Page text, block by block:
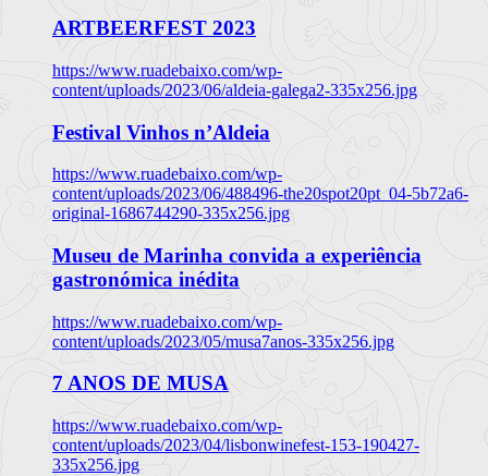
ARTBEERFEST 2023
https://www.ruadebaixo.com/wp-
content/uploads/2023/06/aldeia-galega2-335x256.jpg
Festival Vinhos n’Aldeia
https://www.ruadebaixo.com/wp-
content/uploads/2023/06/488496-the20spot20pt_04-5b72a6-
original-1686744290-335x256.jpg
Museu de Marinha convida a experiência
gastronómica inédita
https://www.ruadebaixo.com/wp-
content/uploads/2023/05/musa7anos-335x256.jpg
7 ANOS DE MUSA
https://www.ruadebaixo.com/wp-
content/uploads/2023/04/lisbonwinefest-153-190427-
335x256.jpg